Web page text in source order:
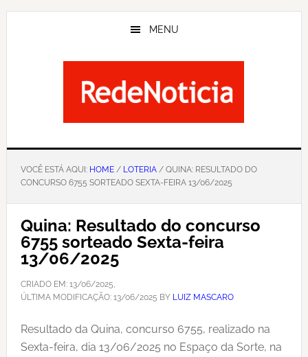
Skip
MENU
VOCÊ ESTÁ AQUI: HOME/ LOTERIA/ QUINA: RESULTADO DO
CONCURSO 6755 SORTEADO SEXTA-FEIRA 13/06/2025
Quina: Resultado do concurso
6755 sorteado Sexta-feira
13/06/2025
CRIADO EM: 13/06/2025,
ÚLTIMA MODIFICAÇÃO: 13/06/2025 BY LUIZ MASCARO
Resultado da Quina, concurso 6755, realizado na
Sexta-feira, dia 13/06/2025 no Espaço da Sorte, na